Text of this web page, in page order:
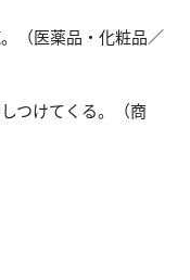
（医薬品・化粧品／
つけてくる。（商